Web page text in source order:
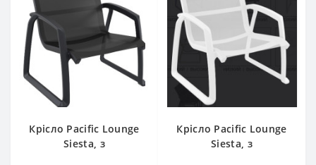
Крісло Pacific Lounge
Siesta, з
Крісло Pacific Lounge
Siesta, з